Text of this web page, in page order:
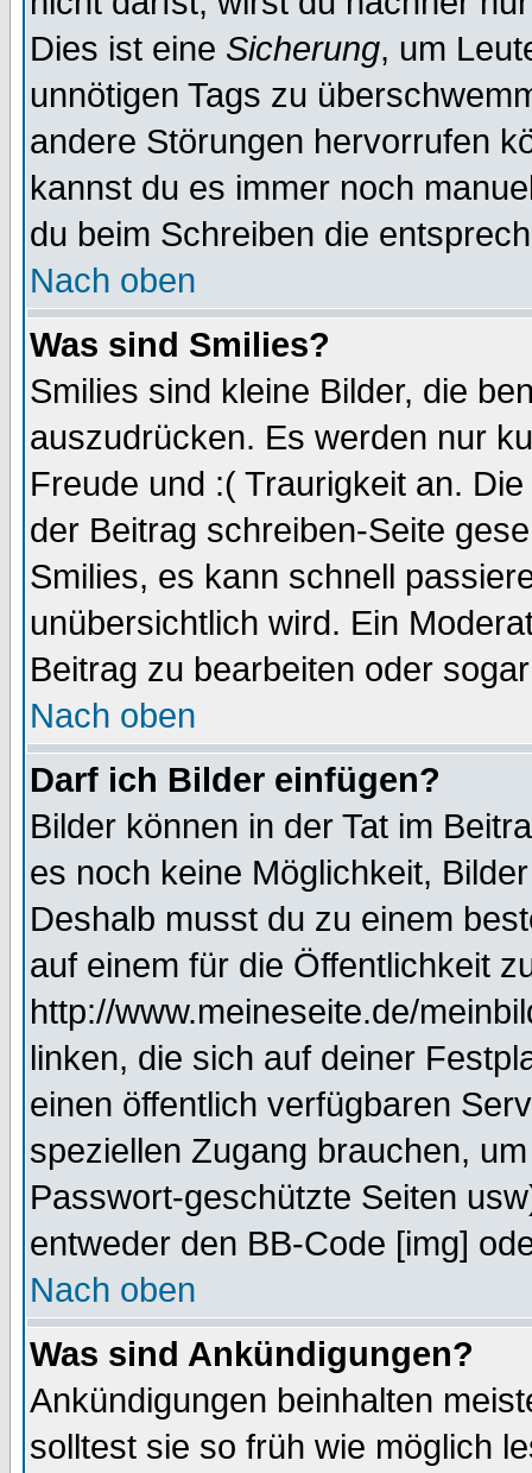
Dies ist eine Sicherung, um
unnötigen Tags zu
andere Störungen hervorrufen
kannst du es immer noch
du beim Schreiben die
Nach oben
Was sind Smilies?
Smilies sind kleine Bilder, die
auszudrücken. Es werden nur
Freude und :( Traurigkeit an.
der Beitrag schreiben-Seite
Smilies, es kann schnell
unübersichtlich wird. Ein
Beitrag zu bearbeiten oder
Nach oben
Darf ich Bilder einfügen?
Bilder können in der Tat im
es noch keine Möglichkeit,
Deshalb musst du zu einem
auf einem für die Öffentlichkeit
http://www.meineseite.de/
linken, die sich auf deiner
einen öffentlich verfügbaren
speziellen Zugang brauchen,
Passwort-geschützte Seiten
entweder den BB-Code [img]
Nach oben
Was sind Ankündigungen?
Ankündigungen beinhalten
solltest sie so früh wie möglich